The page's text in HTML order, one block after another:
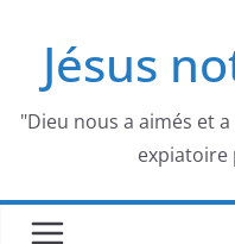
contenuJésus
"Dieu nous a aimés et
expiatoire